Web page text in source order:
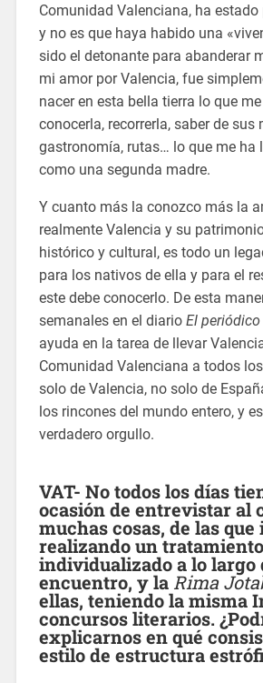
Comunidad Valenciana, ha estado
y no es que haya habido una
sido el detonante para abanderar
mi amor por Valencia, fue
nacer en esta bella tierra lo que
conocerla, recorrerla, saber de sus
gastronomía, rutas… lo que me ha
como una segunda madre.
Y cuanto más la conozco más la
realmente Valencia y su
histórico y cultural, es todo un
para los nativos de ella y para el
este debe conocerlo. De esta
semanales en el diario El
ayuda en la tarea de llevar
Comunidad Valenciana a todos
solo de Valencia, no solo de
los rincones del mundo entero, y
verdadero orgullo.
VAT- No todos los días
ocasión de entrevistar al
muchas cosas, de las que
realizando un tratamiento
individualizado a lo largo
encuentro, y la Rima
ellas, teniendo la misma
concursos literarios.
explicarnos en qué
estilo de estructura